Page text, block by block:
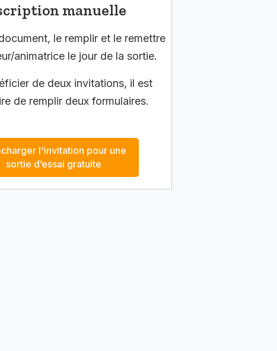
manuelle
le remplir et le remettre
animatrice le jour de la sortie.
de deux invitations, il est
de remplir deux formulaires.
l'invitation pour une
sortie d’essai gratuite